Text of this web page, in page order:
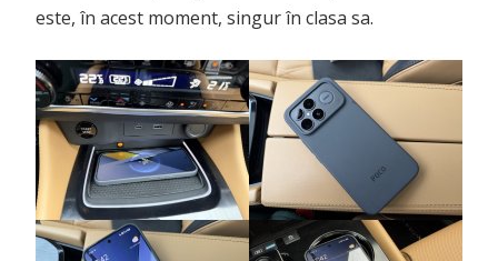
este, în acest moment, singur în clasa sa.